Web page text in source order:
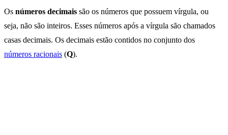
Os números decimais são os números que possuem vírgula, ou
seja, não são inteiros. Esses números após a vírgula são chamados
casas decimais. Os decimais estão contidos no conjunto dos
números racionais (Q).